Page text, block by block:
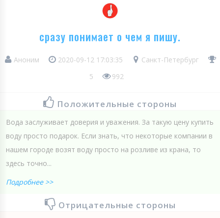
сразу понимает о чем я пишу.
Аноним 2020-09-12 17:03:35
Санкт-Петербург
5
992
Положительные стороны
Вода заслуживает доверия и уважения. За такую цену купить
воду просто подарок. Если знать, что некоторые компании в
нашем городе возят воду просто на розливе из крана, то
здесь точно...
Подробнее >>
Отрицательные стороны